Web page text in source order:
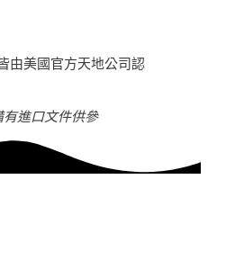
由美國官方天地公司認
進口文件供參